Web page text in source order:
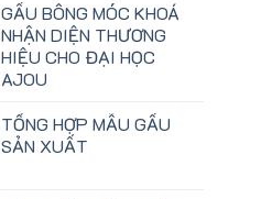
GẤU BÔNG MÓC KHOÁ
NHẬN DIỆN THƯƠNG
HIỆU CHO ĐẠI HỌC
AJOU
TỔNG HỢP MẪU GẤU
SẢN XUẤT